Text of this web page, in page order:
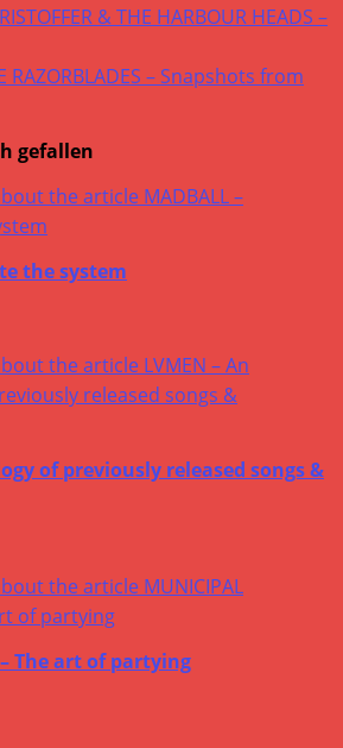
& THE HARBOUR HEADS –
RAZORBLADES – Snapshots from
gefallen
the system
of previously released songs &
– The art of partying